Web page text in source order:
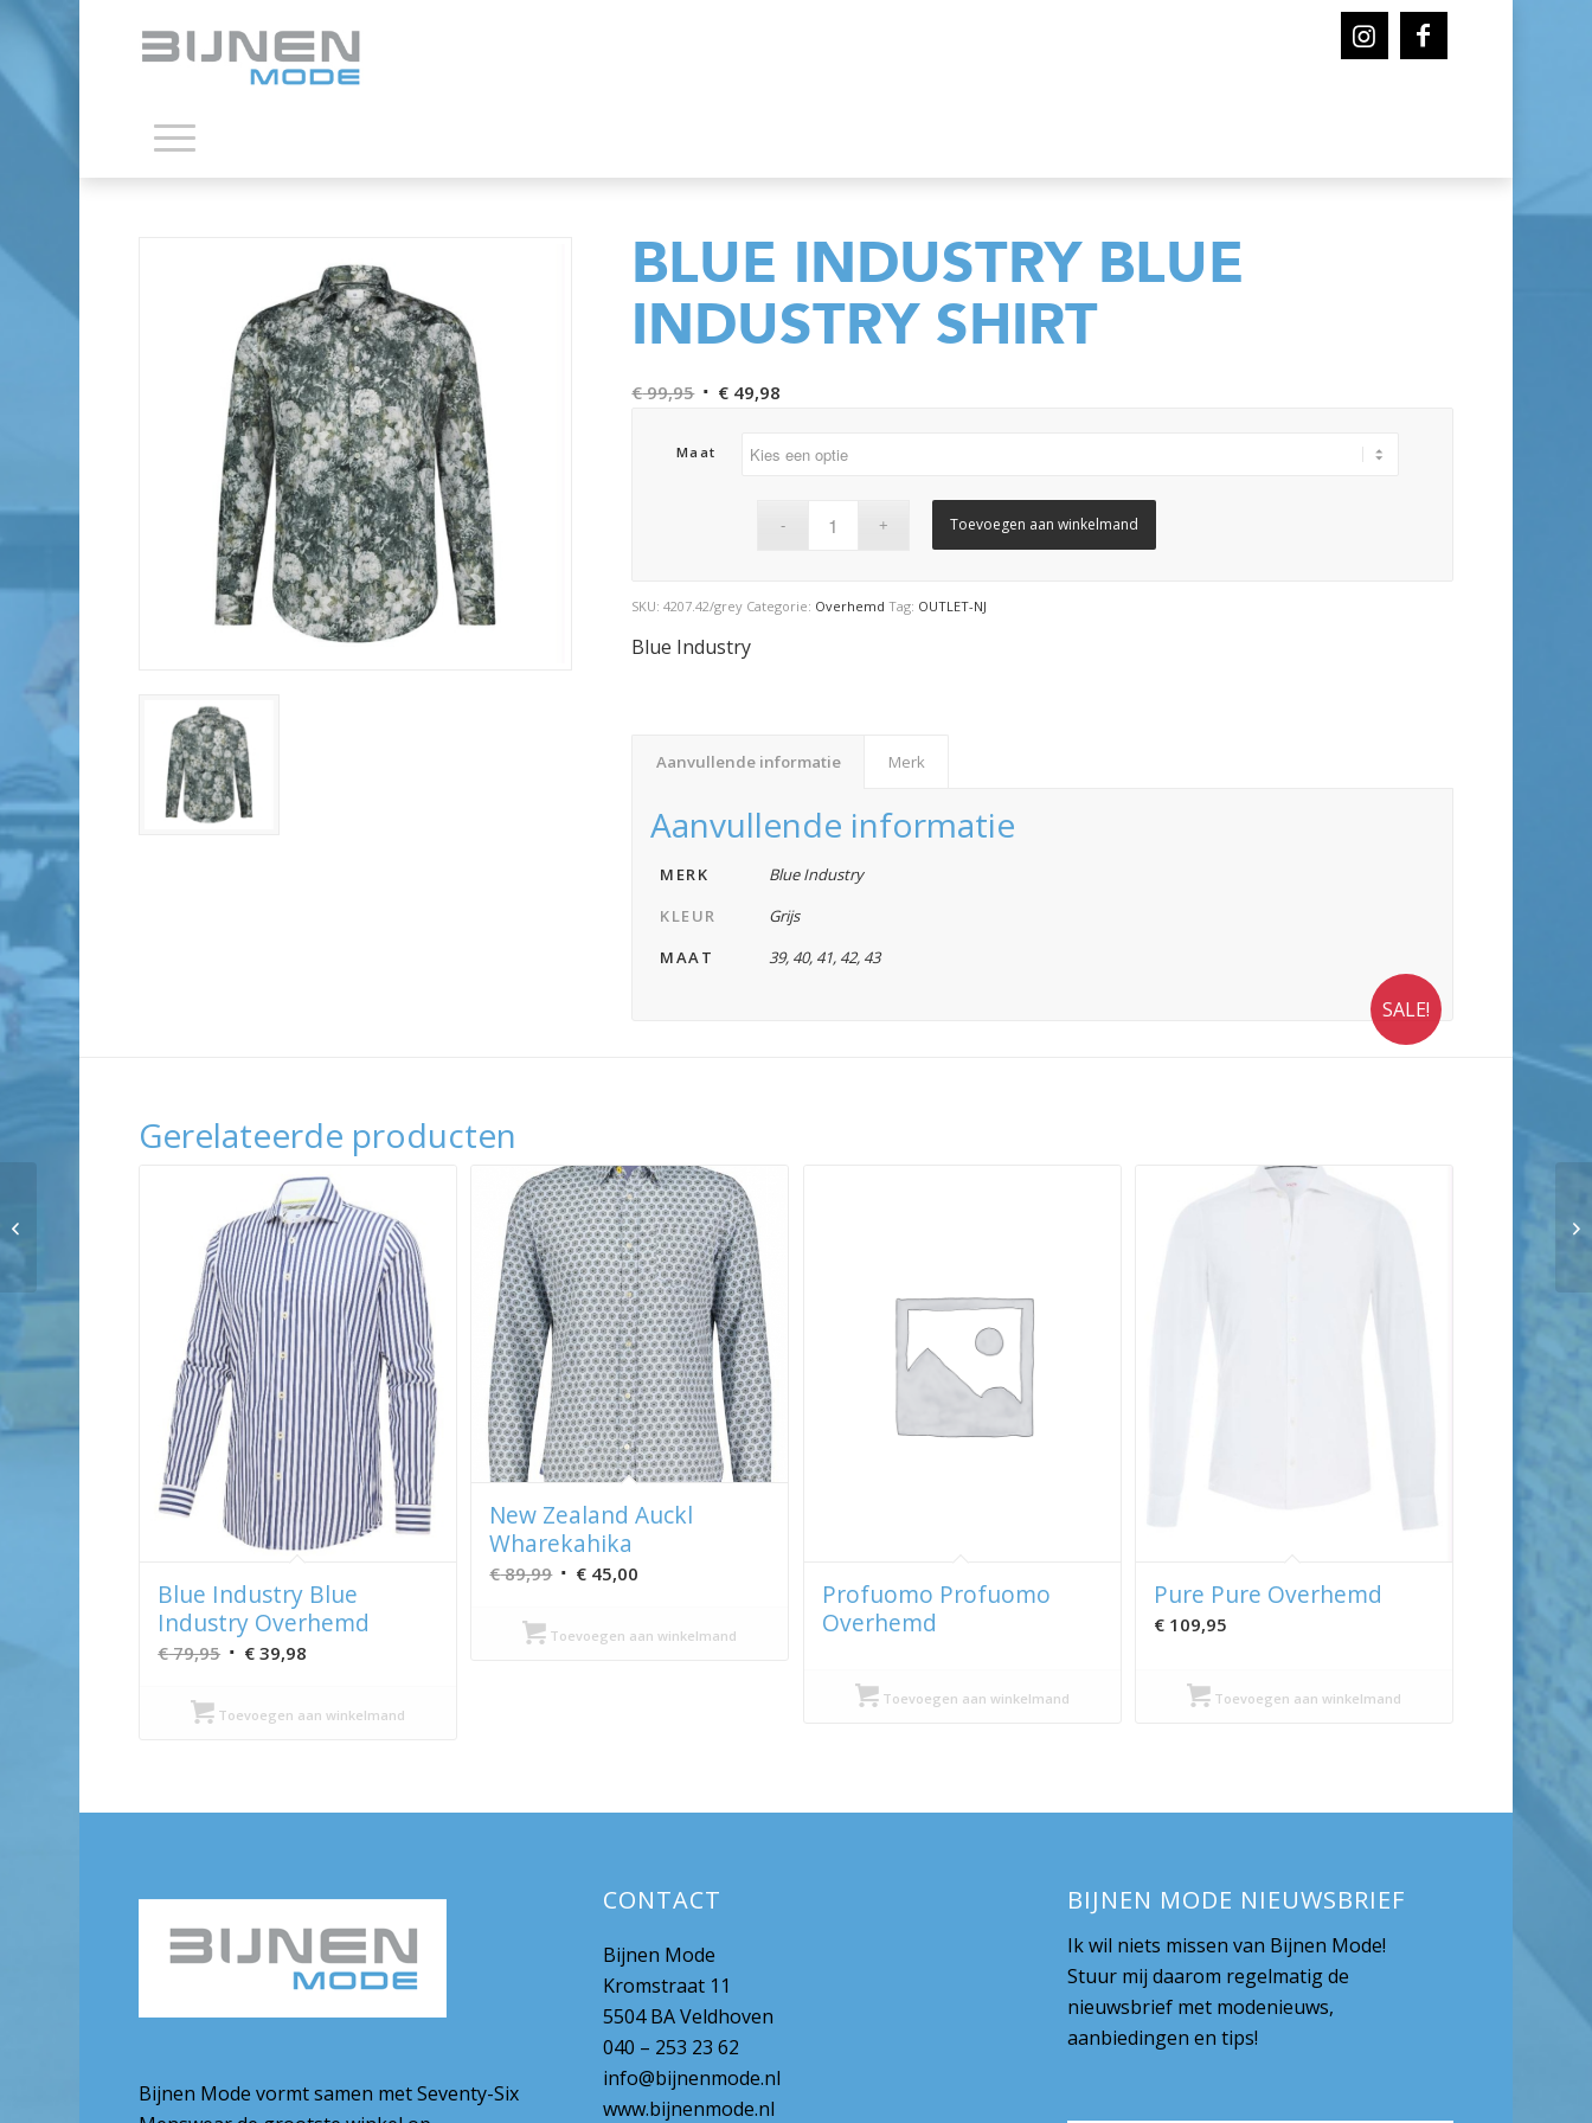
SALE!
BLUE INDUSTRY BLUE
INDUSTRY SHIRT
€99,95 Oorspronkelijke
was:
€ 49,98
is:
Maat
Toevoegen aan winkelmand
SKU:4207.42/grey Categorie: Overhemd Tag: OUTLET-NJ
Blue Industry
Aanvullende informatie Merk
Aanvullende informatie
MERK
Blue Industry
KLEUR
Grijs
MAAT
39, 40, 41, 42, 43
Gerelateerde producten
Blue Industry Blue
Industry Overhemd
€79,95 Oorspronkelijke
was:
€ 39,98
Toevoegen aan winkelmand
New Zealand Auckl
Wharekahika
€89,99 Oorspronkelijke
was:
€ 45,00
is:
Toevoegen aan winkelmand
Profuomo Profuomo
Overhemd
Toevoegen aan winkelmand
Pure Pure Overhemd
€109,95
Toevoegen aan winkelmand
Bijnen Mode vormt samen met Seventy-Six
CONTACT
Bijnen Mode
Kromstraat 11
5504 BA Veldhoven
040 – 253 23 62
info@bijnenmode.nl
www.bijnenmode.nl
BIJNEN MODE NIEUWSBRIEF
Ik wil niets missen van Bijnen Mode!
Stuur mij daarom regelmatig de
nieuwsbrief met modenieuws,
aanbiedingen en tips!